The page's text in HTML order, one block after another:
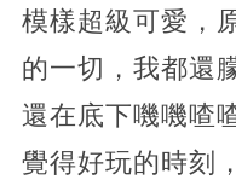
模樣超級可愛，
的一切，我都還
還在底下嘰嘰喳
覺得好玩的時刻